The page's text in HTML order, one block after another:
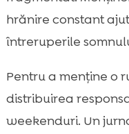
hrănire constant
întreruperile
Pentru a menține o
distribuirea
weekenduri. Un